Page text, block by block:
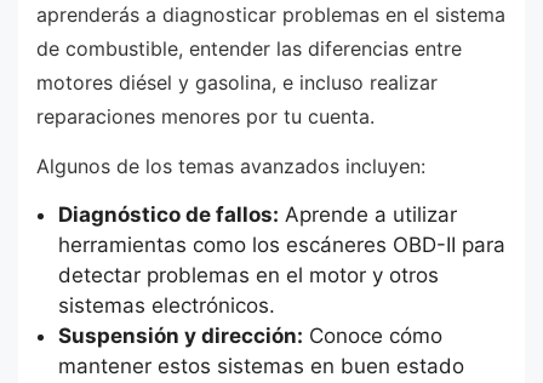
aprenderás a diagnosticar problemas en el sistema
de combustible, entender las diferencias entre
motores diésel y gasolina, e incluso realizar
reparaciones menores por tu cuenta.
Algunos de los temas avanzados incluyen:
Diagnóstico de fallos: Aprende a utilizar
herramientas como los escáneres OBD-II para
detectar problemas en el motor y otros
sistemas electrónicos.
Suspensión y dirección: Conoce cómo
mantener estos sistemas en buen estado